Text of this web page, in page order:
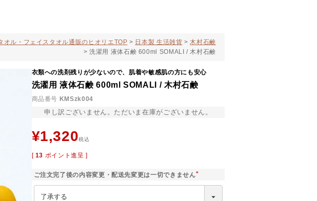
オル・フェイスタオル通販のヒオリエTOP 日本製 生活雑貨
木村石鹸
洗濯用 液体石鹸 600ml SOMALI / 木村石鹸
衣類への洗剤残りが少ないので、肌着や敏感肌の方にも安心
洗濯用 液体石鹸 600ml SOMALI / 木村石鹸
商品番号 KMSzk004
申し訳ございません。ただいま在庫がございません。
¥1,320税込
[ 13 ポイント進呈 ]
ご注文完了後の内容変更・配送先変更は一切できません
必